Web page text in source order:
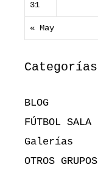
« May
31
Categorías
BLOG
FÚTBOL SALA
Galerías
OTROS GRUPOS